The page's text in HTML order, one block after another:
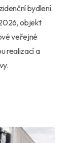
bydlení.
objekt
veřejné
realizací a